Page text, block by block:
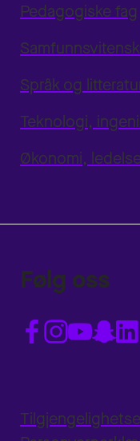
Pedagogiske fag
Språk og
Teknologi,
Økonomi,
Følg oss